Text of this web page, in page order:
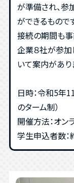
が準備され、参
ができるもので
接続の期間も事
企業８社が参加
いて案内があり
日時：令和5年
のターム制）
開催方法：オン
学生申込者数：